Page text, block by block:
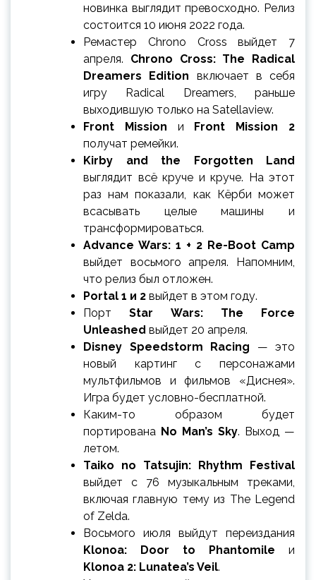
новинка выглядит превосходно. Релиз
состоится 10 июня 2022 года.
Ремастер Chrono Cross выйдет 7
апреля. Chrono Cross: The Radical
Dreamers Edition включает в себя
игру Radical Dreamers, раньше
выходившую только на Satellaview.
Front Mission и Front Mission 2
получат ремейки.
Kirby and the Forgotten Land
выглядит всё круче и круче. На этот
раз нам показали, как Кёрби может
всасывать целые машины и
трансформироваться.
Advance Wars: 1 + 2 Re-Boot Camp
выйдет восьмого апреля. Напомним,
что релиз был отложен.
Portal 1 и 2 выйдет в этом году.
ПортStar Wars: The Force
Unleashed выйдет 20 апреля.
Disney Speedstorm Racing — это
новый картинг с персонажами
мультфильмов и фильмов «Диснея».
Игра будет условно-бесплатной.
Каким-то образом будет
портирована No Man’s Sky. Выход —
летом.
Taiko no Tatsujin: Rhythm Festival
выйдет с 76 музыкальным треками,
включая главную тему из The Legend
of Zelda.
Восьмого июля выйдут переиздания
Klonoa: Door to Phantomile и
Klonoa 2: Lunatea’s Veil.